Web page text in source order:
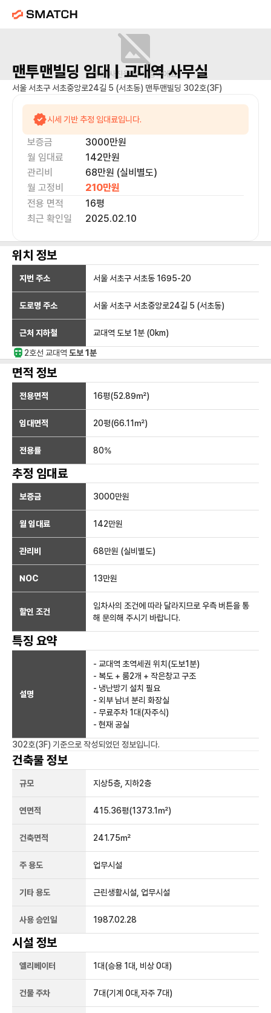
매물 사진을 준비 중이에요.
맨투맨빌딩 임대 | 교대역사무실
서울 서초구 서초중앙로24길 5 (서초동) 맨투맨빌딩 302호(3F)
시세 기반 추정 임대료입니다.
보증금 3000만원
월 임대료
142만원
관리비
68만원 (실비별도)
월 고정비
210만원
전용 면적
16평
최근 확인일
2025.02.10
위치 정보
지번 주소 서울 서초구 서초동 1695-20
도로명 주소 서울 서초구 서초중앙로24길 5 (서초동)
근처 지하철 교대역 도보 1분 (0km)
2호선 교대역 도보 1분
면적 정보
전용면적 16평(52.89㎡)
임대면적 20평(66.11㎡)
전용률 80%
추정 임대료
보증금 3000만원
월 임대료 142만원
관리비 68만원 (실비별도)
NOC 13만원
할인 조건
임차사의 조건에 따라 달라지므로 우측 버튼을 통
해 문의해 주시기 바랍니다.
특징 요약
설명
- 교대역 초역세권 위치(도보1분)
- 복도 + 룸2개 + 작은창고 구조
- 냉난방기 설치 필요
- 외부 남녀 분리 화장실
- 무료주차 1대(자주식)
- 현재 공실
302호(3F) 기준으로 작성되었던 정보입니다.
건축물 정보
규모 지상5층, 지하2층
연면적 415.36평(1373.1㎡)
건축면적 241.75㎡
주 용도 업무시설
기타 용도 근린생활시설, 업무시설
사용 승인일 1987.02.28
시설 정보
엘리베이터 1 대(승용 1대, 비상 0대)
건물 주차 7대(기계 0대,자주 7대)